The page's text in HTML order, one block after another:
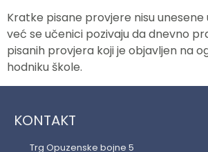
Kratke pisane provjere nisu unesene
već se učenici pozivaju da dnevno
pisanih provjera koji je objavljen na
hodniku škole.
KONTAKT
Trg Opuzenske bojne 5